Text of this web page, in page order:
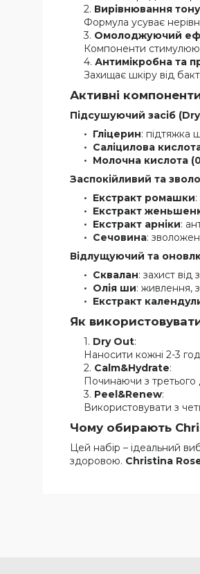
Вирівнювання
Формула усуває
Омолоджуючий
Компоненти
Антимікробна та
Захищає шкіру від
Активні
Підсушуючий засіб
Гліцерин: підтяжка
Саліцилова
Молочна кислота
Заспокійливий та
Екстракт ромашки
Екстракт
Екстракт арніки:
Сечовина:
Відлущуючий та
Сквалан: захист
Олія ши: живлення,
Екстракт
Як
Dry Out:
Наносити кожні 2-3
Calm&Hydrate:
Починаючи з
Peel&Renew:
Використовувати з
Чому обирають
Цей набір – ідеальний
здоровою. Christina